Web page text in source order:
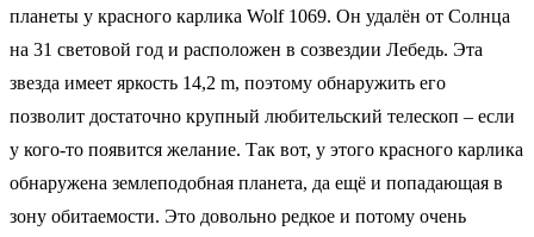
планеты у красного карлика Wolf 1069. Он удалён от Солнца
на 31 световой год и расположен в созвездии Лебедь. Эта
звезда имеет яркость 14,2 m, поэтому обнаружить его
позволит достаточно крупный любительский телескоп – если
у кого-то появится желание. Так вот, у этого красного карлика
обнаружена землеподобная планета, да ещё и попадающая в
зону обитаемости. Это довольно редкое и потому очень